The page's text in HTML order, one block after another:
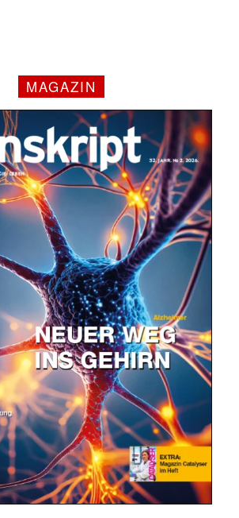
MAGAZIN